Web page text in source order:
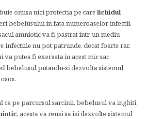
omisa nici protectia pe care lichidul
bebelusului in fata numeroaselor infectii.
amniotic va fi pastrat intr-un mediu
infectiile nu pot patrunde, decat foarte rar.
va putea fi exersata in acest mic sac
bebelusul putandu-si dezvolta sistemul
ca pe parcursul sarcinii, bebelusul va inghiti
, acesta va reusi sa isi dezvolte sistemul